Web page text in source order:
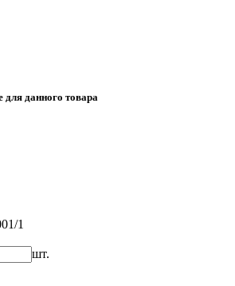
данного товара
1
шт.